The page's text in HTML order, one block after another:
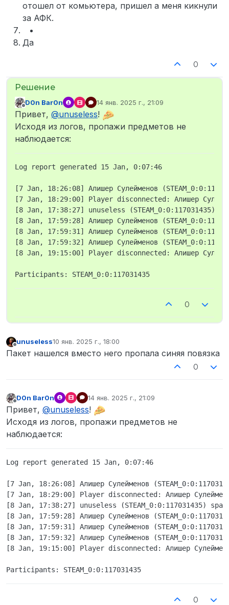
отошел от комьютера, пришел а меня кикнули
за АФК.
Да
0
Не в сети
D0n Bar0n 14 янв. 2025 г., 21:09
отредактировано
Привет, @unuseless!
Исходя из логов, пропажи предметов не
наблюдается:
Log report generated 15 Jan, 0:07:46
[7 Jan, 18:26:08] Алишер Сулейменов
[7 Jan, 18:29:00] Player disconnected: Алишер
[8 Jan, 17:38:27] unuseless (STEAM_0:0:117031435)
[8 Jan, 17:59:28] Алишер Сулейменов
[8 Jan, 17:59:31] Алишер Сулейменов
[8 Jan, 17:59:32] Алишер Сулейменов
[8 Jan, 19:15:00] Player disconnected: Алишер
0
unuseless10 янв. 2025 г., 18:00
отредактировано
Пакет нашелся вместо него пропала синяя повязка
0
Не в сети
D0n Bar0n 14 янв. 2025 г., 21:09
отредактировано
Привет, @unuseless!
Исходя из логов, пропажи предметов не
наблюдается:
Log report generated 15 Jan, 0:07:46
[7 Jan, 18:26:08] Алишер Сулейменов
[7 Jan, 18:29:00] Player disconnected: Алишер
[8 Jan, 17:38:27] unuseless (STEAM_0:0:117031435)
[8 Jan, 17:59:28] Алишер Сулейменов
[8 Jan, 17:59:31] Алишер Сулейменов
[8 Jan, 17:59:32] Алишер Сулейменов
[8 Jan, 19:15:00] Player disconnected: Алишер
0